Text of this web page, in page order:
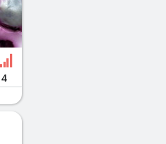
4